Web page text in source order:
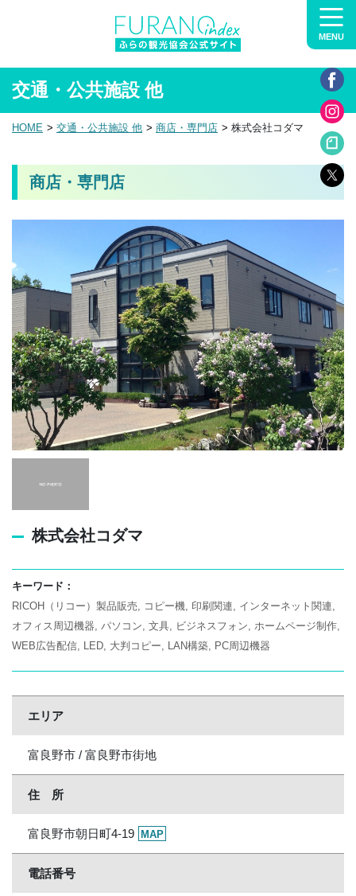
MENU
交通・公共施設 他
HOME 交通・公共施設 他 商店・専門店 株式会社コダマ
商店・専門店
株式会社コダマ
キーワード：
RICOH（リコー）製品販売
コピー機 印刷関連
インターネット関連
オフィス周辺機器
パソコン 文具 ビジネスフォン
ホームページ制作
WEB広告配信 LED 大判コピー LAN構築 PC周辺機器
エリア
富良野市 / 富良野市街地
住 所
富良野市朝日町4-19 MAP
電話番号